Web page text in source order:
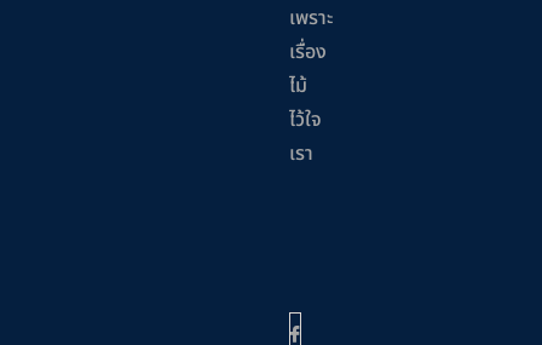
เพราะ
เรื่อง
ไม้
ไว้ใจ
เรา